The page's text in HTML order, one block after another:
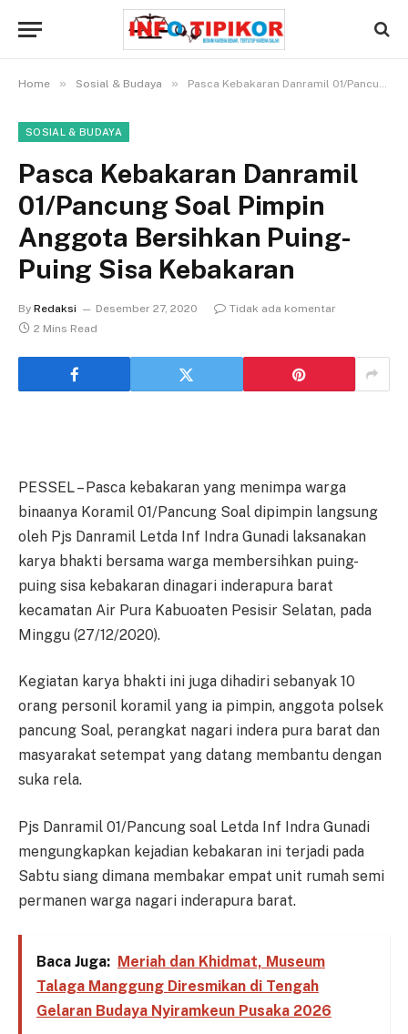
Home » Sosial & Budaya » Pasca Kebakaran Danramil 01/Pancung Soal Pimpin Anggota Bersihkan Puing-Puing Sisa Kebakaran
SOSIAL & BUDAYA
Pasca Kebakaran Danramil
01/Pancung Soal Pimpin
Anggota Bersihkan Puing-
Puing Sisa Kebakaran
By Redaksi Desember 27, 2020
Tidak ada komentar
2 Mins Read
PESSEL – Pasca kebakaran yang menimpa warga
binaanya Koramil 01/Pancung Soal dipimpin langsung
oleh Pjs Danramil Letda Inf Indra Gunadi laksanakan
karya bhakti bersama warga membersihkan puing-
puing sisa kebakaran dinagari inderapura barat
kecamatan Air Pura Kabuoaten Pesisir Selatan, pada
Minggu (27/12/2020).
Kegiatan karya bhakti ini juga dihadiri sebanyak 10
orang personil koramil yang ia pimpin, anggota polsek
pancung Soal, perangkat nagari indera pura barat dan
masyarakat setempat yang datang membantu dengan
suka rela.
Pjs Danramil 01/Pancung soal Letda Inf Indra Gunadi
mengungkapkan kejadian kebakaran ini terjadi pada
Sabtu siang dimana membakar empat unit rumah semi
permanen warga nagari inderapura barat.
Baca Juga: Meriah dan Khidmat, Museum
Talaga Manggung Diresmikan di Tengah
Gelaran Budaya Nyiramkeun Pusaka 2026